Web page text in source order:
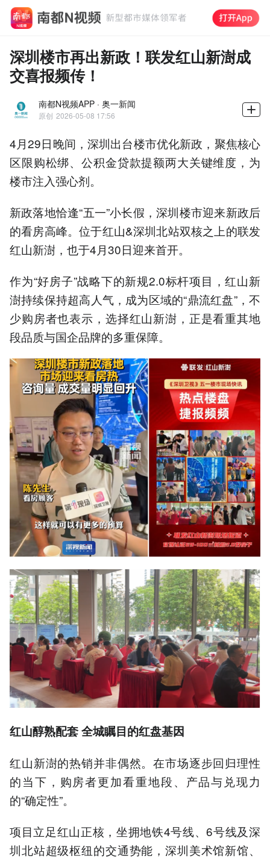
深圳楼市再出新政！联发红山新澍成
交喜报频传！
南都N视频APP · 奥一新闻
原创 2026-05-08 17:56
4月29日晚间，深圳出台楼市优化新政，聚焦核心
区限购松绑、公积金贷款提额两大关键维度，为
楼市注入强心剂。
新政落地恰逢“五一”小长假，深圳楼市迎来新政后
的看房高峰。位于红山&深圳北站双核之上的联发
红山新澍，也于4月30日迎来首开。
作为“好房子”战略下的新规2.0标杆项目，红山新
澍持续保持超高人气，成为区域的“鼎流红盘”，不
少购房者也表示，选择红山新澍，正是看重其地
段品质与国企品牌的多重保障。
红山醇熟配套 全城瞩目的红盘基因
红山新澍的热销并非偶然。在市场逐步回归理性
的当下，购房者更加看重地段、产品与兑现力
的“确定性”。
项目立足红山正核，坐拥地铁4号线、6号线及深
圳北站超级枢纽的交通势能，深圳美术馆新馆、